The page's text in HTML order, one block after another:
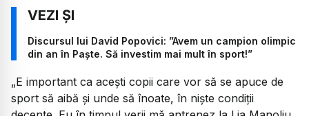
Discursul lui David Popovici: ”Avem un campion olimpic
din an în Paște. Să investim mai mult în sport!”
„E important ca acești copii care vor să se apuce de
sport să aibă și unde să înoate, în niște condiții